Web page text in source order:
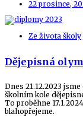
22 prosince,
Ze života školy
Dějepisná
Dnes 21.12.2023
školním kole
To proběhne
blahopřejeme.